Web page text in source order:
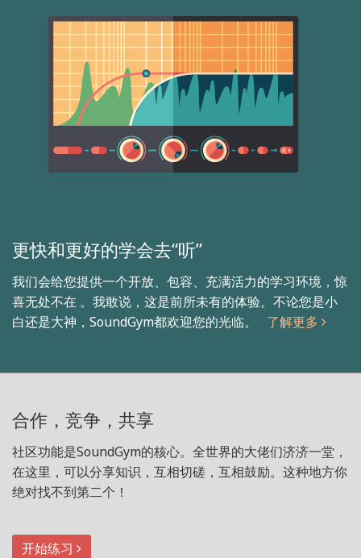
更快和更好的学会去“听”
我们会给您提供一个开放、包容、充满活力的学习环境，惊
喜无处不在 。我敢说，这是前所未有的体验。不论您是小
白还是大神，SoundGym都欢迎您的光临。 了解更多
合作，竞争，共享
社区功能是SoundGym的核心。全世界的大佬们济济一堂，
在这里，可以分享知识，互相切磋，互相鼓励。这种地方你
绝对找不到第二个！
开始练习